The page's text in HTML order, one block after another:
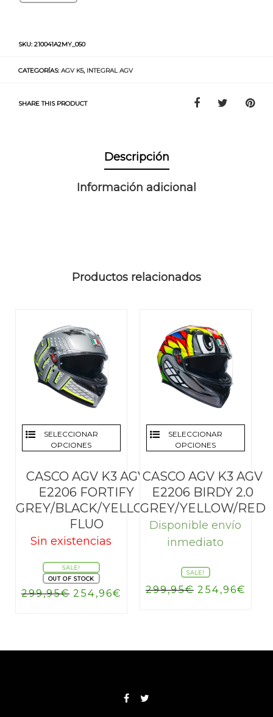
SKU: 210041A2MY_050
CATEGORÍAS: AGV K5, INTEGRAL AGV
SHARE THIS PRODUCT
Descripción
Información adicional
Productos relacionados
SELECCIONAR
OPCIONES
CASCO AGV K3 AGV
E2206 FORTIFY
GREY/BLACK/YELLOW
FLUO
Sin existencias
SALE!
OUT OF STOCK
299,95€ El
299,95€.
254,96€
254,96€.
SELECCIONAR
OPCIONES
CASCO AGV K3 AGV
E2206 BIRDY 2.0
GREY/YELLOW/RED
Disponible envío
inmediato
SALE!
299,95€ El
299,95€.
254,96€